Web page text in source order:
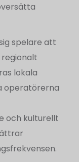
spelare att
lokala
operatörerna
och kulturellt